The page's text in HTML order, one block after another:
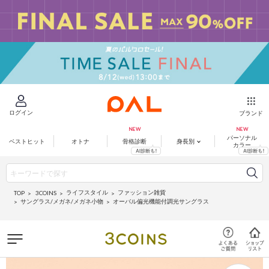
ログイン ブランド
ベストヒット オトナ 骨格診断 身長別
パーソナル
カラー
TOP 3COINS ライフスタイル
ファッション雑貨
サングラス/メガネ/メガネ小物
オーバル偏光機能付調光サングラス